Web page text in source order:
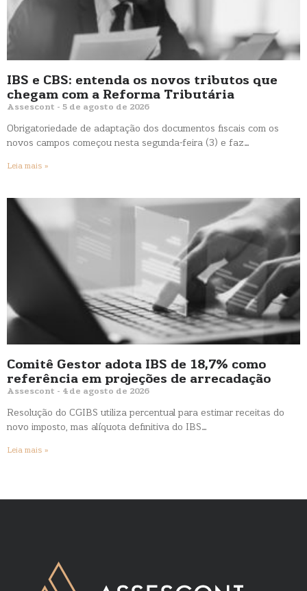
IBS e CBS: entenda os novos tributos que
chegam com a Reforma Tributária
Assescont 5 de agosto de 2026
Obrigatoriedade de adaptação dos documentos fiscais com os
novos campos começou nesta segunda-feira (3) e faz…
Leia mais »
Comitê Gestor adota IBS de 18,7% como
referência em projeções de arrecadação
Assescont 4 de agosto de 2026
Resolução do CGIBS utiliza percentual para estimar receitas do
novo imposto, mas alíquota definitiva do IBS…
Leia mais »